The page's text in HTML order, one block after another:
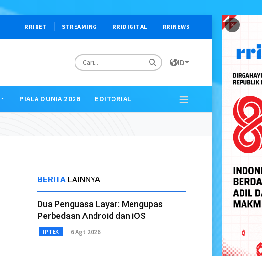
×
RRINET STREAMING RRIDIGITAL RRINEWS
ID
PIALA DUNIA 2026 EDITORIAL
BERITA LAINNYA
Dua Penguasa Layar: Mengupas
Perbedaan Android dan iOS
IPTEK 6 Agt 2026